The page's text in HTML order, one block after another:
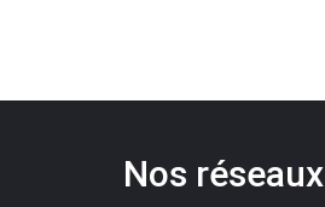
Nos réseaux